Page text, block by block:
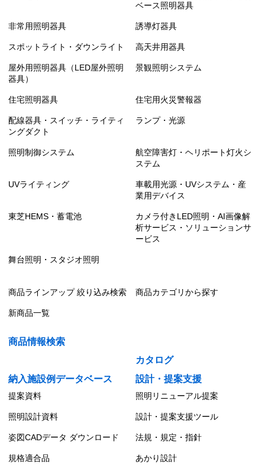
ベース照明器具
非常用照明器具 誘導灯器具
スポットライト・ダウンライト 高天井用器具
屋外用照明器具（LED屋外照明
器具）
景観照明システム
住宅照明器具 住宅用火災警報器
配線器具・スイッチ・ライティ
ングダクト
ランプ・光源
照明制御システム
航空障害灯・ヘリポート灯火シ
ステム
UVライティング
車載用光源・UVシステム・産
業用デバイス
東芝HEMS・蓄電池
カメラ付きLED照明・AI画像解
析サービス・ソリューションサ
ービス
舞台照明・スタジオ照明
商品ラインアップ 絞り込み検索 商品カテゴリから探す
新商品一覧
商品情報検索
カタログ
納入施設例データベース
設計・提案支援
提案資料 照明リニューアル提案
照明設計資料 設計・提案支援ツール
姿図CADデータ ダウンロード 法規・規定・指針
規格適合品 あかり設計